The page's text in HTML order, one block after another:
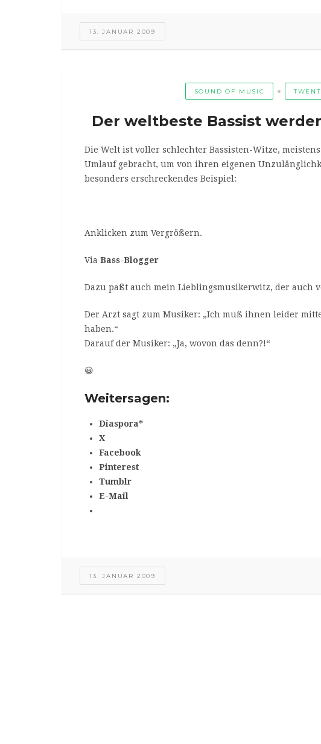
13. JANUAR 2009
SOUND OF MUSIC
Der weltbeste Bassist
Die Welt ist voller schlechter Bassisten-Witze,
Umlauf gebracht, um von ihren eigenen
besonders erschreckendes Beispiel:
Anklicken zum Vergrößern.
Via Bass-Blogger
Dazu paßt auch mein Lieblingsmusikerwitz, der auch
Der Arzt sagt zum Musiker: „Ich muß ihnen leider
haben.“
Darauf der Musiker: „Ja, wovon das denn?!“
😀
Weitersagen:
Diaspora*
X
Facebook
Pinterest
Tumblr
E-Mail
13. JANUAR 2009